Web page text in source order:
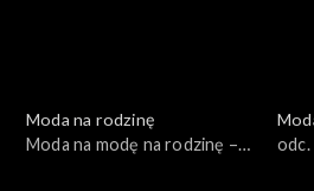
Moda na rodzinę
Moda na modę na rodzinę –
odc.